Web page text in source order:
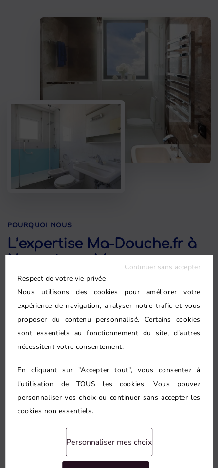
POURQUOI NOUS
L’expertise Ma-Douche.fr à
Nogent-sur-Marne
Faire appel à Ma-Douche.fr pour votre salle de
bain à Nogent-sur-Marne, c'est bénéficier d'un
accompagnement professionnel de bout en
bout. Nos équipes cumulent des années
en Île-de-France.
Notre force réside dans notre connaissance du
bâti francilien et plus spécifiquement des
logements de Nogent-sur-Marne : villas et
maisons bourgeoises en bord de Marne. Cette
expertise locale nous permet d'intervenir
Continuer sans accepter
Respect de votre vie privée
Nous utilisons des cookies pour améliorer votre
expérience de navigation, analyser notre trafic et vous
proposer du contenu personnalisé. Certains cookies
sont essentiels au fonctionnement du site, d'autres
nécessitent votre consentement.
En cliquant sur "Accepter tout", vous consentez à
l'utilisation de TOUS les cookies. Vous pouvez
personnaliser vos choix ou continuer sans accepter les
cookies non essentiels.
Personnaliser mes choix